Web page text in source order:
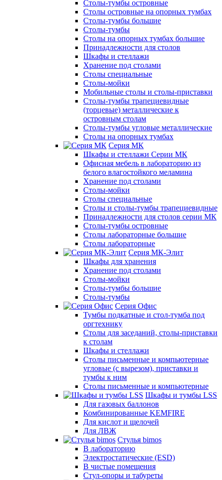
Столы-тумбы островные
Столы островные на опорных тумбах
Столы-тумбы большие
Столы-тумбы
Столы на опорных тумбах большие
Принадлежности для столов
Шкафы и стеллажи
Хранение под столами
Столы специальные
Столы-мойки
Мобильные столы и столы-приставки
Столы-тумбы трапециевидные
(торцевые) металлические к
островным столам
Столы-тумбы угловые металлические
Столы на опорных тумбах
Серия МК
Шкафы и стеллажи Серии МК
Офисная мебель в лабораторию из
белого влагостойкого меламина
Хранение под столами
Столы-мойки
Столы специальные
Столы и столы-тумбы трапециевидные
Принадлежности для столов серии МК
Столы-тумбы островные
Столы лабораторные большие
Столы лабораторные
Серия МК-Элит
Шкафы для хранения
Хранение под столами
Столы-мойки
Столы-тумбы большие
Столы-тумбы
Серия Офис
Тумбы подкатные и стол-тумба под
оргтехнику
Столы для заседаний, столы-приставки
к столам
Шкафы и стеллажи
Столы письменные и компьютерные
угловые (с вырезом), приставки и
тумбы к ним
Столы письменные и компьютерные
Шкафы и тумбы LSS
Для газовых баллонов
Комбинированные KEMFIRE
Для кислот и щелочей
Для ЛВЖ
Стулья bimos
В лабораторию
Электростатические (ESD)
В чистые помещения
Стул-опоры и табуреты